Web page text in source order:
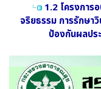
1.2 โครงการ
จริยธรรม การรักษา
ป้องกันผลปร